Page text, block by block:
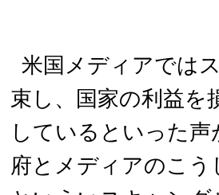
米国メディアでは
束し、国家の利益を
しているといった
府とメディアのこう